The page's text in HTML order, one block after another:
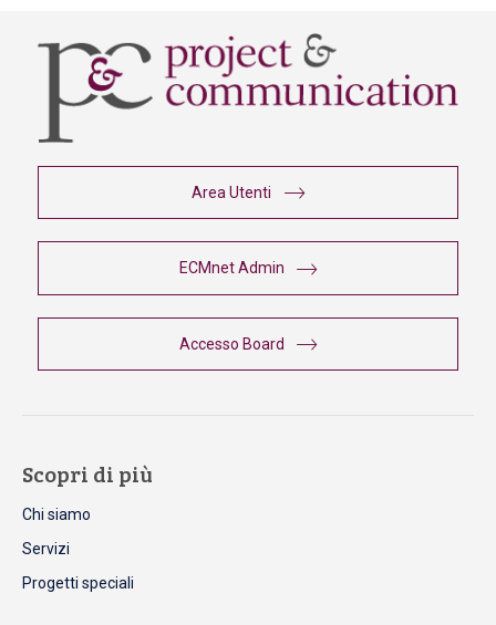
Area Utenti
ECMnet Admin
Accesso Board
Scopri di più
Chi siamo
Servizi
Progetti speciali